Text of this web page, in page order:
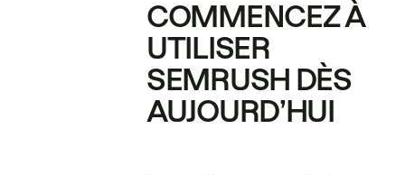
COMMENCEZ À
UTILISER
SEMRUSH DÈS
AUJOURD’HUI